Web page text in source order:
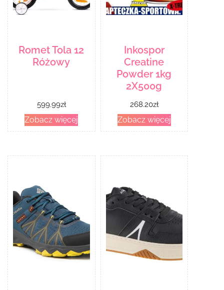
Romet Tola 12
Różowy
599.99zł
Zobacz więcej
Inkospor
Creatine
Powder 1kg
2X500g
268.20zł
Zobacz więcej